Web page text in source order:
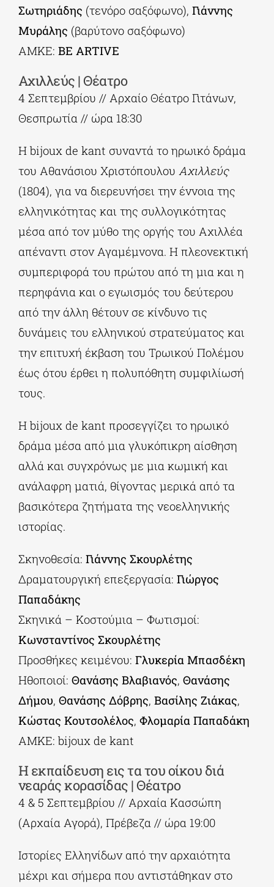
Σωτηριάδης (τενόρο σαξόφωνο), Γιάννης
Μυράλης (βαρύτονο σαξόφωνο)
ΑΜΚΕ: BE ARTIVE
Αχιλλεύς | Θέατρο
4 Σεπτεμβρίου // Αρχαίο Θέατρο Γιτάνων,
Θεσπρωτία // ώρα 18:30
H bijoux de kant συναντά το ηρωικό δράμα
του Αθανάσιου Χριστόπουλου Αχιλλεύς
(1804), για να διερευνήσει την έννοια της
ελληνικότητας και της συλλογικότητας
μέσα από τον μύθο της οργής του Αχιλλέα
απέναντι στον Αγαμέμνονα. Η πλεονεκτική
συμπεριφορά του πρώτου από τη μια και η
περηφάνια και ο εγωισμός του δεύτερου
από την άλλη θέτουν σε κίνδυνο τις
δυνάμεις του ελληνικού στρατεύματος και
την επιτυχή έκβαση του Τρωικού Πολέμου
έως ότου έρθει η πολυπόθητη συμφιλίωσή
τους.
Η bijoux de kant προσεγγίζει το ηρωικό
δράμα μέσα από μια γλυκόπικρη αίσθηση
αλλά και συγχρόνως με μια κωμική και
ανάλαφρη ματιά, θίγοντας μερικά από τα
βασικότερα ζητήματα της νεοελληνικής
ιστορίας.
Σκηνοθεσία: Γιάννης Σκουρλέτης
Δραματουργική επεξεργασία: Γιώργος
Παπαδάκης
Σκηνικά – Κοστούμια – Φωτισμοί:
Κωνσταντίνος Σκουρλέτης
Προσθήκες κειμένου: Γλυκερία Μπασδέκη
Ηθοποιοί: Θανάσης Βλαβιανός, Θανάσης
Δήμου, Θανάσης Δόβρης, Βασίλης Ζιάκας,
Κώστας Κουτσολέλος, Φλομαρία Παπαδάκη
ΑΜΚΕ: bijoux de kant
Η εκπαίδευση εις τα του οίκου διά
νεαράς κορασίδας | Θέατρο
4 & 5 Σεπτεμβρίου // Αρχαία Κασσώπη
(Αρχαία Αγορά), Πρέβεζα // ώρα 19:00
Ιστορίες Ελληνίδων από την αρχαιότητα
μέχρι και σήμερα που αντιστάθηκαν στο